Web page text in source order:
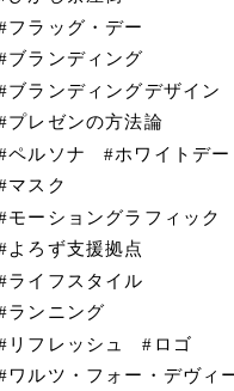
フラッグ・デー
ブランディング
ブランディングデザイン
プレゼンの方法論
ペルソナ
ホワイトデー
マスク
モーショングラフィック
よろず支援拠点
ライフスタイル
ランニング
リフレッシュ
ロゴ
ワルツ・フォー・デヴィ